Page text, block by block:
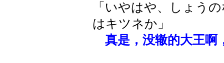
「いやはや、しょう
はキツネか」
真是，没辙的大王啊